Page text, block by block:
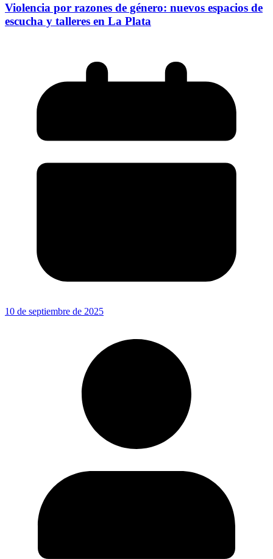
Violencia por razones de género: nuevos espacios de
escucha y talleres en La Plata
10 de septiembre de 2025